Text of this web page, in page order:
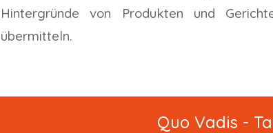
Hintergründe von Produkten und
übermitteln.
Quo Vadis -